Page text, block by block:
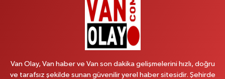
Yol Tarifi Al
MAHMUDİYE MAH.ATATÜRK CAD.NO:17B
0 (531) 621 69 65 Yol Tarifi Al
Van Olay, Van haber ve Van son dakika gelişmelerini hızlı, doğru
ve tarafsız şekilde sunan güvenilir yerel haber sitesidir. Şehirde